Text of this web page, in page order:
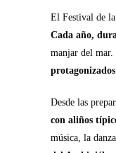
El Festival de
Cada año,
manjar del mar.
Desde las
con aliños
música, la